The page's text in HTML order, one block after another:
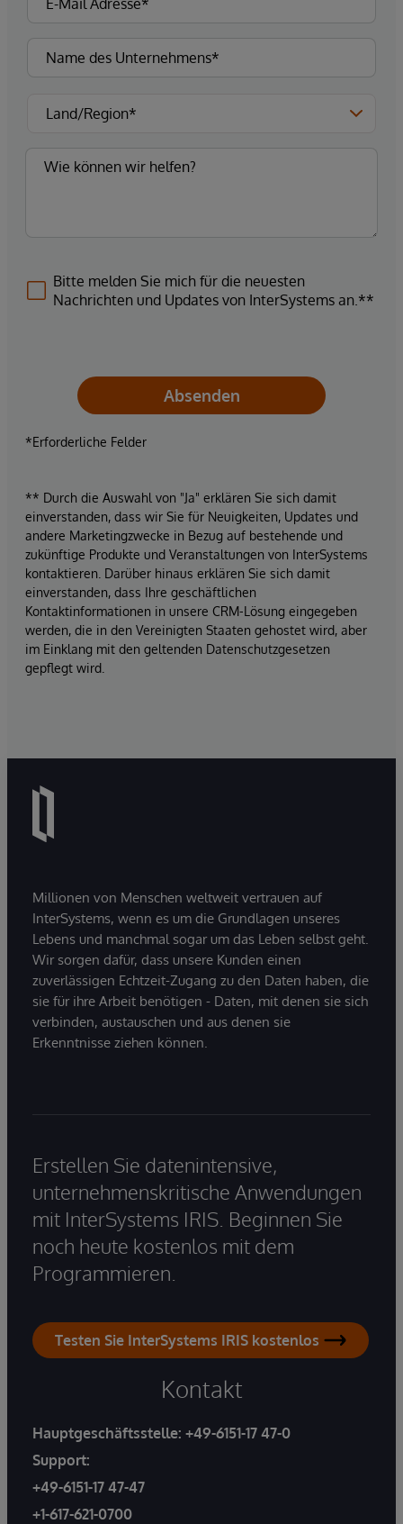
Bitte melden Sie mich für die neuesten
Nachrichten und Updates von InterSystems an.**
Absenden
*Erforderliche Felder
** Durch die Auswahl von "Ja" erklären Sie sich damit
einverstanden, dass wir Sie für Neuigkeiten, Updates und
andere Marketingzwecke in Bezug auf bestehende und
zukünftige Produkte und Veranstaltungen von InterSystems
kontaktieren. Darüber hinaus erklären Sie sich damit
einverstanden, dass Ihre geschäftlichen
Kontaktinformationen in unsere CRM-Lösung eingegeben
werden, die in den Vereinigten Staaten gehostet wird, aber
im Einklang mit den geltenden Datenschutzgesetzen
gepflegt wird.
Millionen von Menschen weltweit vertrauen auf
InterSystems, wenn es um die Grundlagen unseres
Lebens und manchmal sogar um das Leben selbst geht.
Wir sorgen dafür, dass unsere Kunden einen
zuverlässigen Echtzeit-Zugang zu den Daten haben, die
sie für ihre Arbeit benötigen - Daten, mit denen sie sich
verbinden, austauschen und aus denen sie
Erkenntnisse ziehen können.
Erstellen Sie datenintensive,
unternehmenskritische Anwendungen
mit InterSystems IRIS. Beginnen Sie
noch heute kostenlos mit dem
Programmieren.
Testen Sie InterSystems IRIS kostenlos
Kontakt
Hauptgeschäftsstelle: +49-6151-17 47-0
Support:
+49-6151-17 47-47
+1-617-621-0700